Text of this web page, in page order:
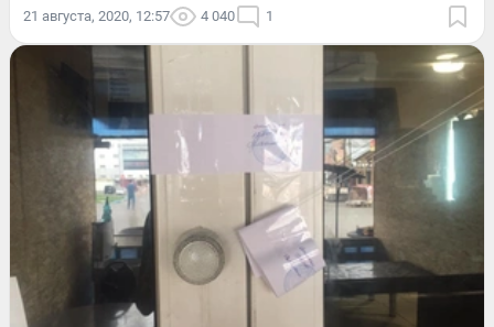
21 августа, 2020, 12:57 4 040 1